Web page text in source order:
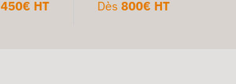
450€ HT Dès800€ HT